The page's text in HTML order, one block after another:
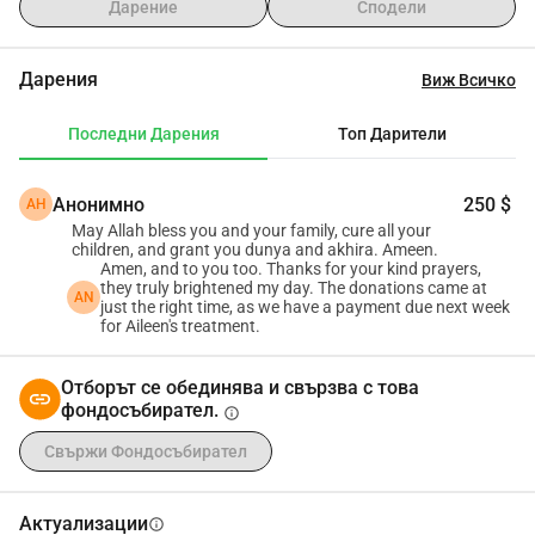
жадува за музикално образование, мечта, която в
финансови ограничения. За неговата жизнена душа,
свързването с другите имат дори по-голямо значение
Въпреки наличието на безплатни специализирани
училища, избрахме обикновено образование за Омар,
справяйки се с предизвикателствата на тормоза с
които все още се сблъсква за да насърчим безценната
интеграция и приятелства. Неговата изключителна
последователни победи в състезанието по правопис
"Заетата пчела". Този избор изисква скъпи такси за
частно училище и ежедневна специализирана
подкрепа у дома за грамотност на Брайл, академични
Дарение Сподели
Дарения Виж Всичко
Последни Дарения Топ Дарители
АН Анонимно 250 $
May Allah bless you and your family, cure all your
children, and grant you dunya and akhira. Ameen.
AN
Amen, and to you too. Thanks for your kind prayers,
they truly brightened my day. The donations came at
just the right time, as we have a payment due next week
for Aileen's treatment.
Отборът се обединява и свързва с това
фондосъбирател. info
Свържи Фондосъбирател
Актуализацииinfo